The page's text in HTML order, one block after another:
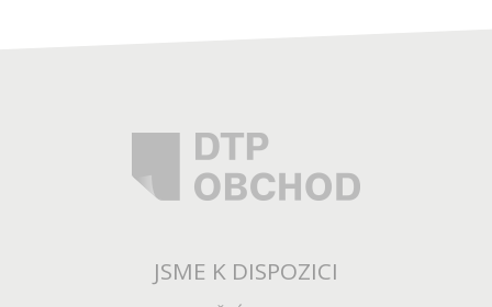
JSME K DISPOZICI